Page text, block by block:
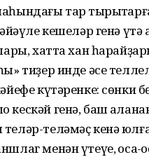
тар
кешеләр генә үтә
хатта хан
тиҙер инде әсе
күтәренке: сөнки
генә, баш
теләмәҫ кенә
менән үтеүе, ҡосаҡ-